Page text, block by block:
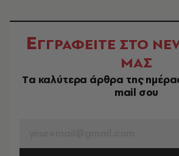
ΕΓΓΡΑΦΕΙΤΕ ΣΤΟ
ΜΑΣ
Tα καλύτερα άρθρα της
mail σου